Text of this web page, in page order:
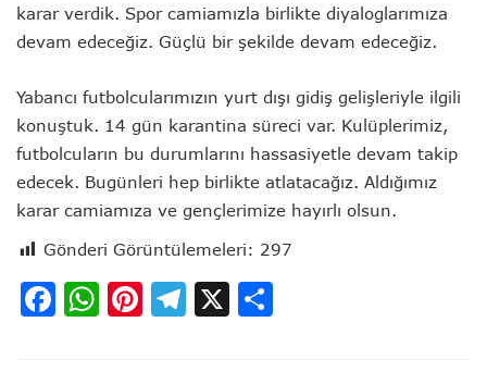
karar verdik. Spor camiamızla birlikte diyaloglarımıza
devam edeceğiz. Güçlü bir şekilde devam edeceğiz.
Yabancı futbolcularımızın yurt dışı gidiş gelişleriyle ilgili
konuştuk. 14 gün karantina süreci var. Kulüplerimiz,
futbolcuların bu durumlarını hassasiyetle devam takip
edecek. Bugünleri hep birlikte atlatacağız. Aldığımız
karar camiamıza ve gençlerimize hayırlı olsun.
Gönderi Görüntülemeleri: 297
Facebook
WhatsApp
Pinterest
Telegram
X